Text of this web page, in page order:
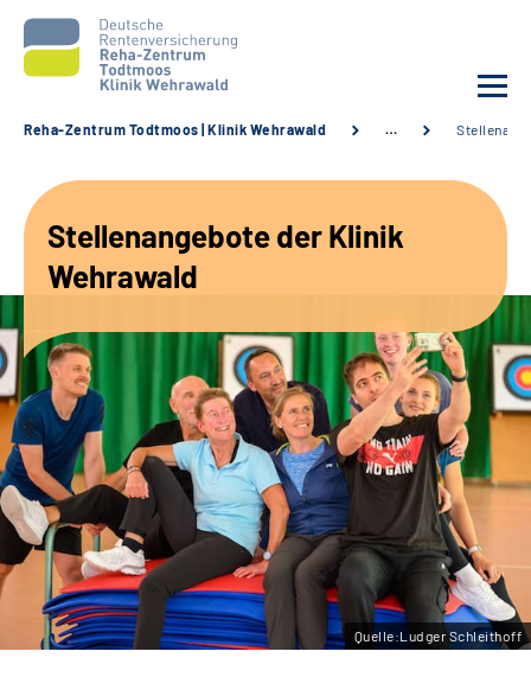
Unsere Angebote
Karriere
Sozialdienste & Zuweisende
Suche
Leichte Sprache
Gebärdensprache
Reha-Zentrum Todtmoos | Klinik Wehrawald …
Stellenangebote der Klinik
Wehrawald
Quelle:Ludger Schleithoff